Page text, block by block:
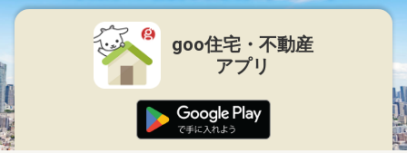
goo住宅・不動産
アプリ